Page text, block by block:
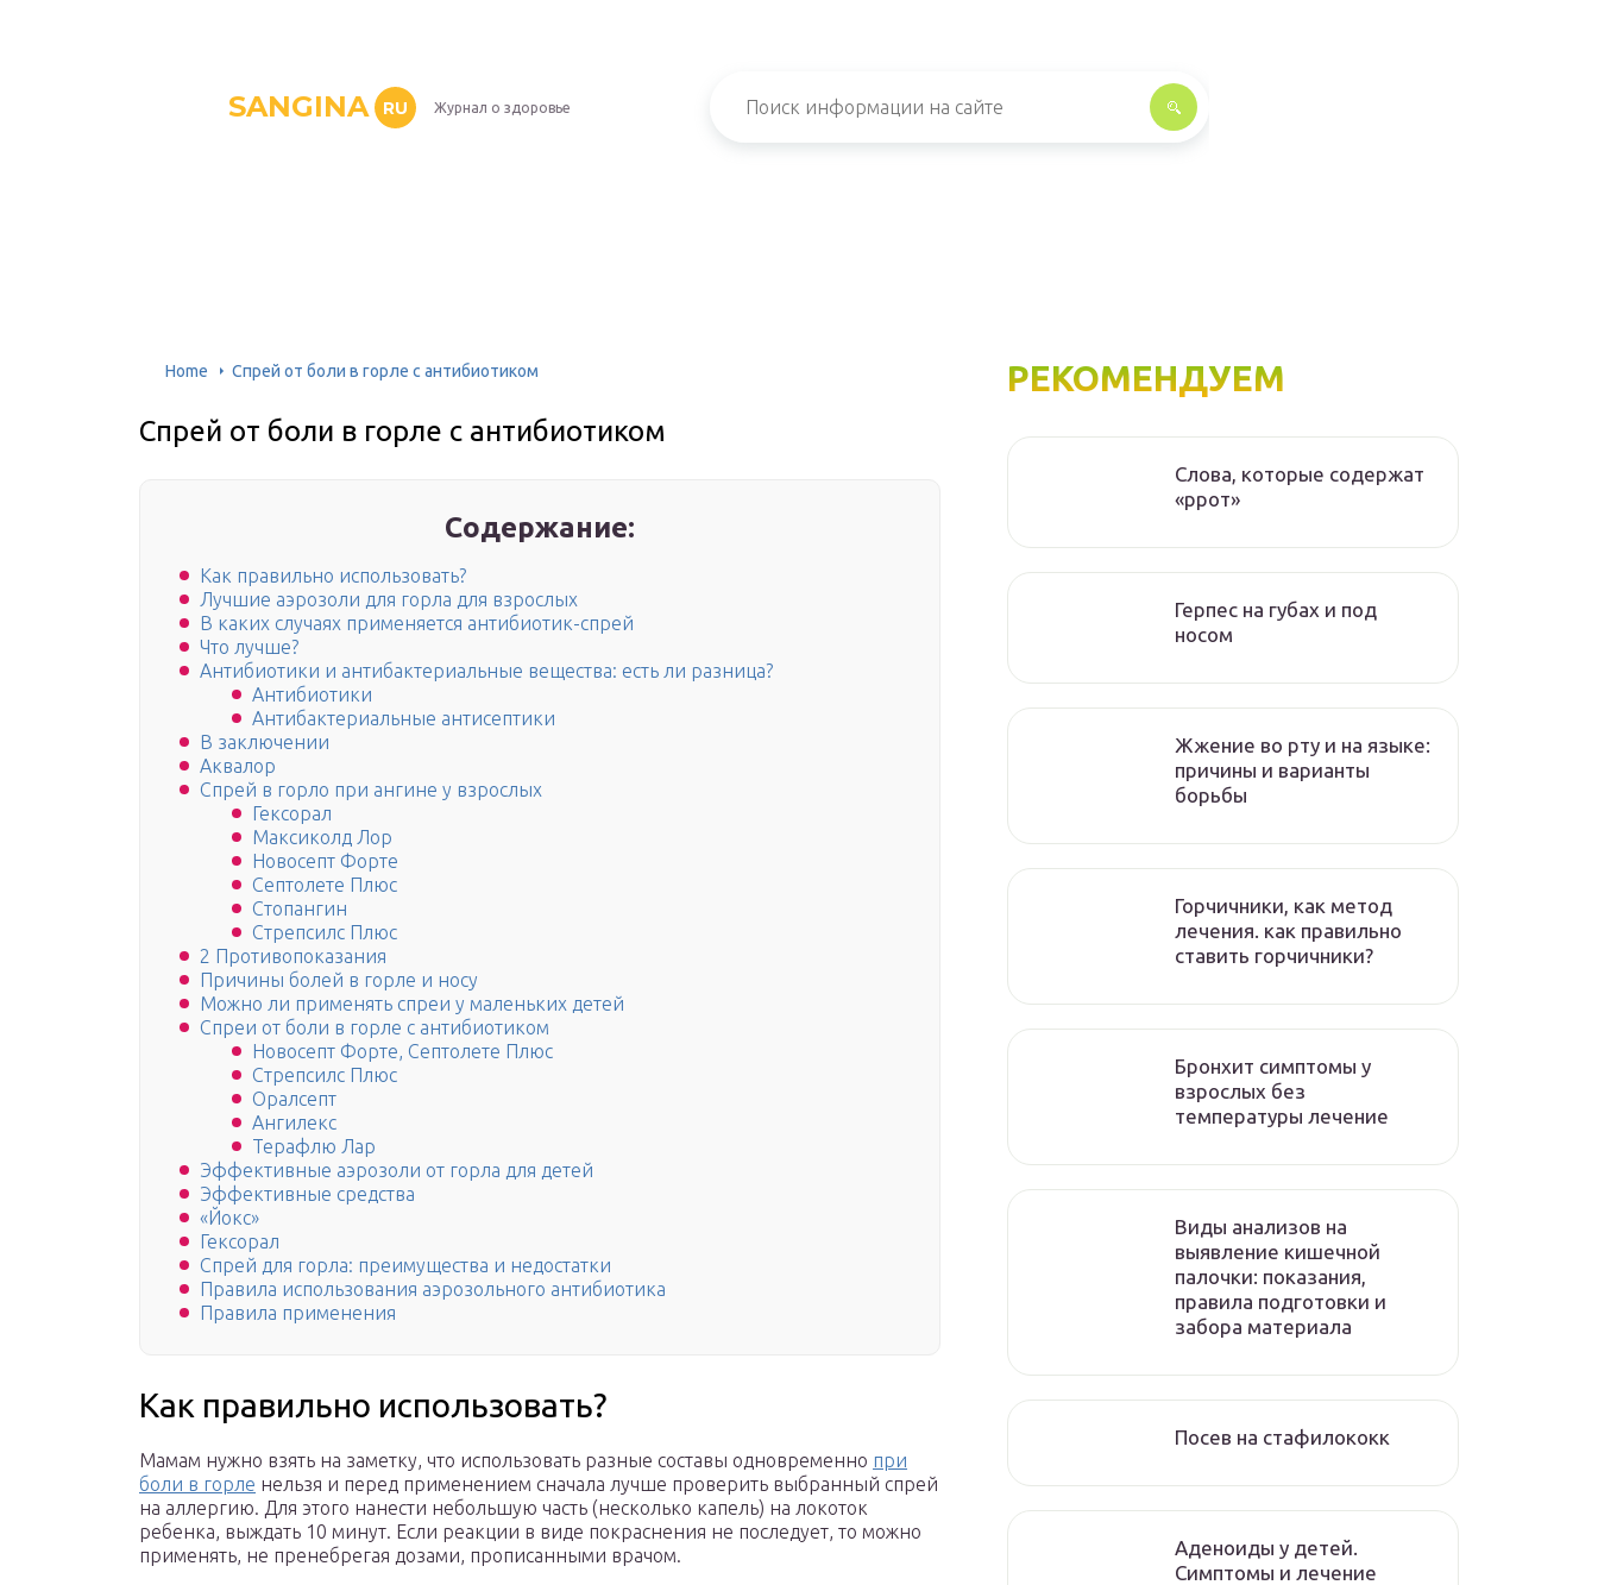
SANGINA RU Журнал о здоровье
Home Спрей от боли в горле с антибиотиком
Спрей от боли в горле с антибиотиком
Содержание:
Как правильно использовать?
Лучшие аэрозоли для горла для взрослых
В каких случаях применяется антибиотик-спрей
Что лучше?
Антибиотики и антибактериальные вещества: есть ли разница?
Антибиотики
Антибактериальные антисептики
В заключении
Аквалор
Спрей в горло при ангине у взрослых
Гексорал
Максиколд Лор
Новосепт Форте
Септолете Плюс
Стопангин
Стрепсилс Плюс
2 Противопоказания
Причины болей в горле и носу
Можно ли применять спреи у маленьких детей
Спреи от боли в горле с антибиотиком
Новосепт Форте, Септолете Плюс
Стрепсилс Плюс
Оралсепт
Ангилекс
Терафлю Лар
Эффективные аэрозоли от горла для детей
Эффективные средства
«Йокс»
Гексорал
Спрей для горла: преимущества и недостатки
Правила использования аэрозольного антибиотика
Правила применения
Как правильно использовать?
Мамам нужно взять на заметку, что использовать разные составы одновременно при
боли в горле нельзя и перед применением сначала лучше проверить выбранный спрей
на аллергию. Для этого нанести небольшую часть (несколько капель) на локоток
ребенка, выждать 10 минут. Если реакции в виде покраснения не последует, то можно
применять, не пренебрегая дозами, прописанными врачом.
РЕКОМЕНДУЕМ
Слова, которые содержат
«ррот»
Герпес на губах и под
носом
Жжение во рту и на языке:
причины и варианты
борьбы
Горчичники, как метод
лечения. как правильно
ставить горчичники?
Бронхит симптомы у
взрослых без
температуры лечение
Виды анализов на
выявление кишечной
палочки: показания,
правила подготовки и
забора материала
Посев на стафилококк
Аденоиды у детей.
Симптомы и лечение